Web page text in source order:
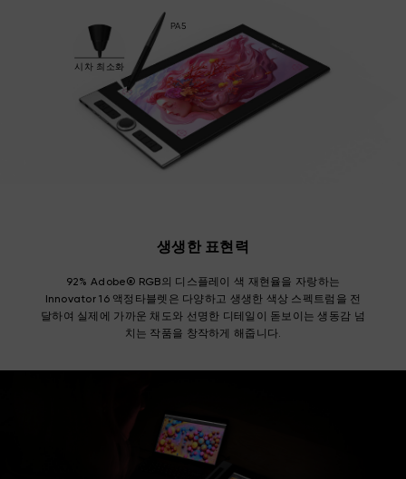
시차 최소화
PA5
생생한 표현력
92% Adobe® RGB의 디스플레이 색 재현율을 자랑하는
Innovator 16 액정타블렛은 다양하고 생생한 색상 스펙트럼을 전
달하여 실제에 가까운 채도와 선명한 디테일이 돋보이는 생동감 넘
치는 작품을 창작하게 해줍니다.